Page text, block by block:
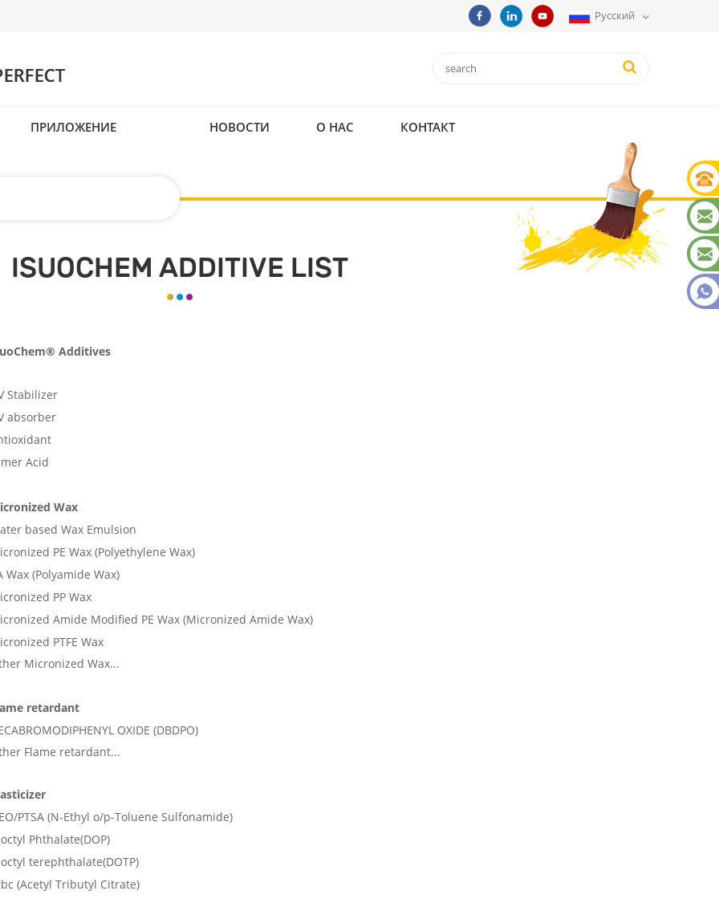
Русский
ПРИЛОЖЕНИЕ НОВОСТИ О НАС КОНТАКТ
ISUOCHEM ADDITIVE LIST
Additives
Stabilizer
absorber
Acid
Wax
based Wax Emulsion
PE Wax (Polyethylene Wax)
Wax (Polyamide Wax)
PP Wax
Amide Modified PE Wax (Micronized Amide Wax)
PTFE Wax
Micronized Wax...
retardant
OXIDE (DBDPO)
Flame retardant...
PTSA (N-Ethyl o/p-Toluene Sulfonamide)
Phthalate(DOP)
terephthalate(DOTP)
(Acetyl Tributyl Citrate)